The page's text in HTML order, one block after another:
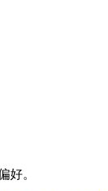
好。